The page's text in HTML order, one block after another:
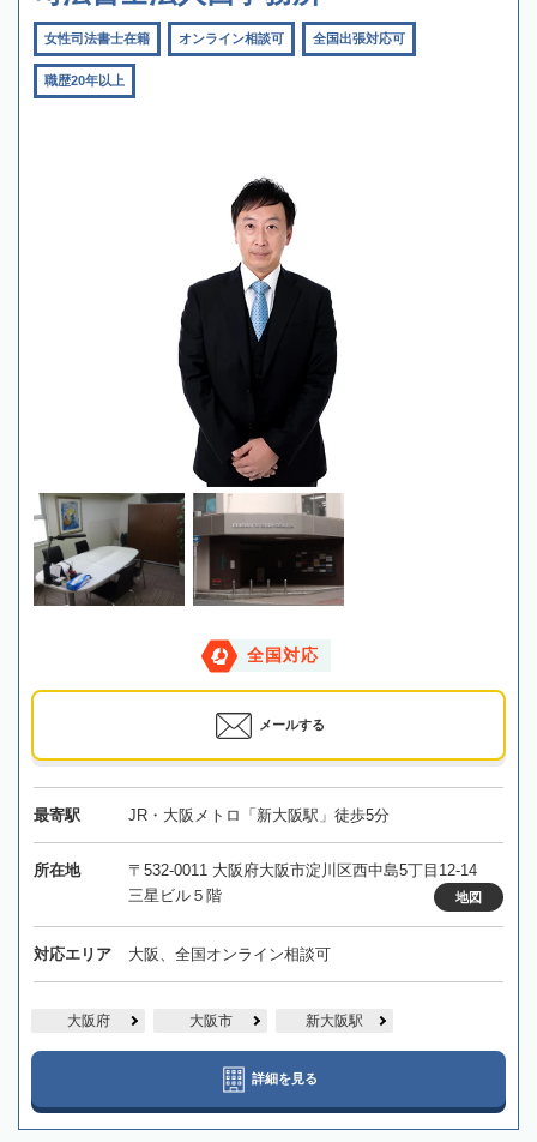
女性司法書士在籍 オンライン相談可 全国出張対応可
職歴20年以上
全国対応
メールする
最寄駅 JR・大阪メトロ「新大阪駅」徒歩5分
所在地
〒532-0011 大阪府大阪市淀川区西中島5丁目12-14
三星ビル５階
地図
対応エリア 大阪、全国オンライン相談可
大阪府 大阪市 新大阪駅
詳細を見る